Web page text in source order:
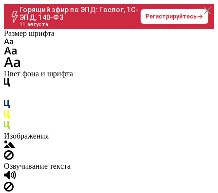
Горящий эфир по ЭПД: Гослог, 1С-
ЭПД, 140-ФЗ
11 августа
Регистрируйтесь
Размер шрифта
Цвет фона и шрифта
Изображения
Озвучивание текста